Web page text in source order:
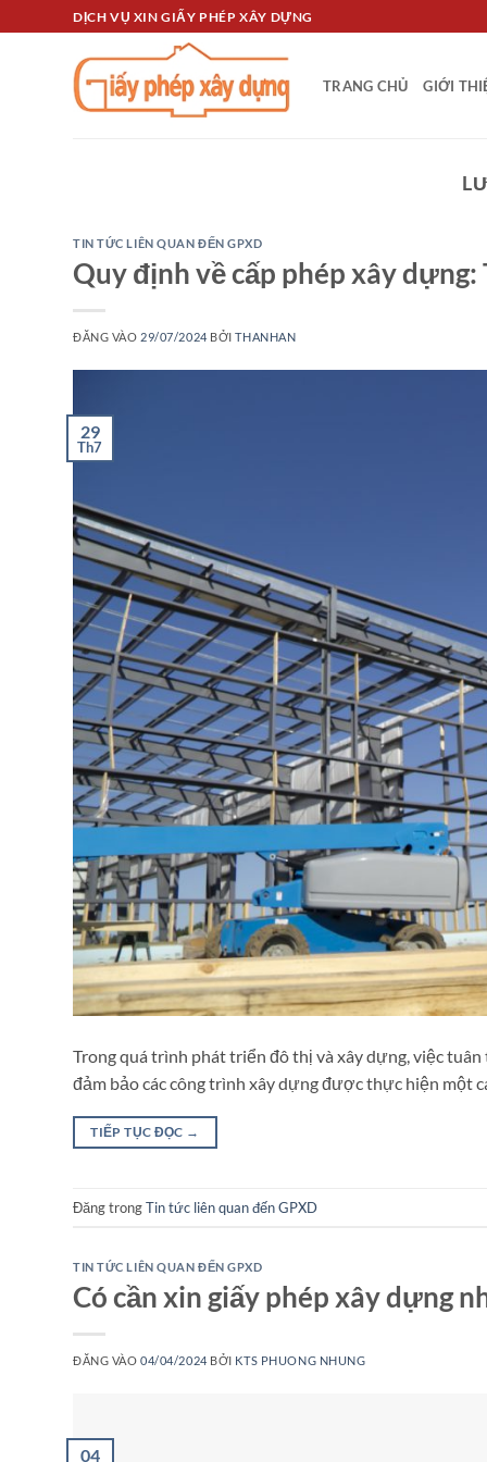
qua
DỊCH VỤ XIN GIẤY PHÉP XÂY DỰNG
TRANG CHỦ GIỚI
TIN TỨC LIÊN QUAN ĐẾN GPXD
Quy định về cấp phép xây
ĐĂNG VÀO 29/07/2024 BỞITHANHAN
29
Th7
Trong quá trình phát triển đô thị và xây dựng, việc
đảm bảo các công trình xây dựng được thực hiện một
TIẾP TỤC ĐỌC →
Đăng trongTin tức liên quan đến GPXD
TIN TỨC LIÊN QUAN ĐẾN GPXD
Có cần xin giấy phép xây dựng
ĐĂNG VÀO04/04/2024 BỞI KTS PHUONG NHUNG
04